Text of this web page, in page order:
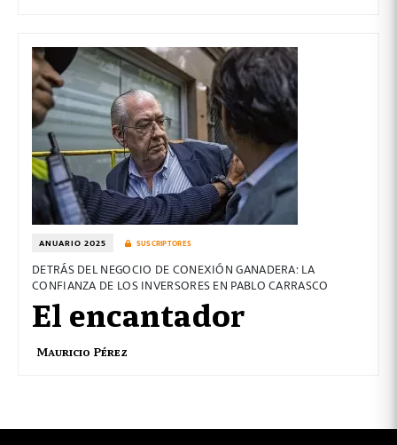
ANUARIO 2025 SUSCRIPTORES
DETRÁS DEL NEGOCIO DE CONEXIÓN GANADERA: LA
CONFIANZA DE LOS INVERSORES EN PABLO CARRASCO
El encantador
Mauricio Pérez